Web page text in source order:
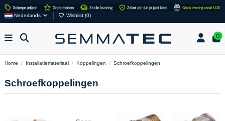
Nederlands Wishlist (0)
0
Home Installatiemateriaal Koppelingen Schroefkoppelingen
Schroefkoppelingen